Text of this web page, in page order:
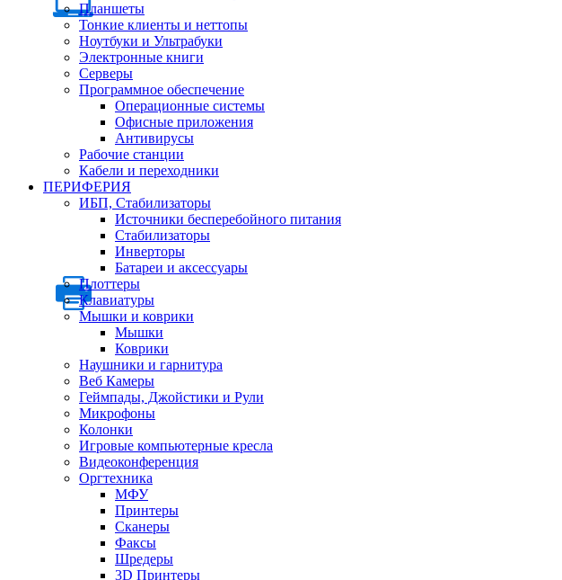
Планшеты
Тонкие клиенты и неттопы
Ноутбуки и Ультрабуки
Электронные книги
Серверы
Программное обеспечение
Операционные системы
Офисные приложения
Антивирусы
Рабочие станции
Кабели и переходники
ПЕРИФЕРИЯ
ИБП, Стабилизаторы
Источники бесперебойного питания
Стабилизаторы
Инверторы
Батареи и аксессуары
Плоттеры
Клавиатуры
Мышки и коврики
Мышки
Коврики
Наушники и гарнитура
Веб Камеры
Геймпады, Джойстики и Рули
Микрофоны
Колонки
Игровые компьютерные кресла
Видеоконференция
Оргтехника
МФУ
Принтеры
Сканеры
Факсы
Шредеры
3D Принтеры